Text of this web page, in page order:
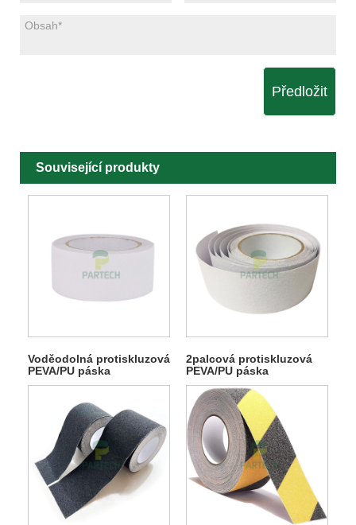
Předložit
Související produkty
Voděodolná protiskluzová
PEVA/PU páska
2palcová protiskluzová
PEVA/PU páska